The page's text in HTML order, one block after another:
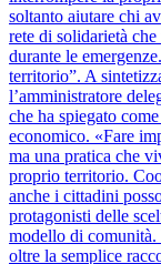
soltanto aiutare chi
rete di solidarietà
durante le
territorio”. A
l’amministratore
che ha spiegato
economico. «Fare
ma una pratica che
proprio territorio.
anche i cittadini
protagonisti delle
modello di comunità.
oltre la semplice